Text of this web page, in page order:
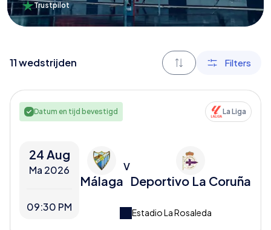
Trustpilot
11wedstrijden Filters
Datum en tijd bevestigd La Liga
24 Aug
Ma 2026
09:30 PM
Málaga
V
Deportivo La Coruña
Estadio La Rosaleda